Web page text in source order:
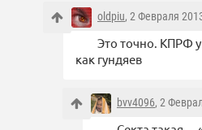
oldpiu, 2 Февраля
Это точно. КПРФ у
как гундяев
bvv4096, 2